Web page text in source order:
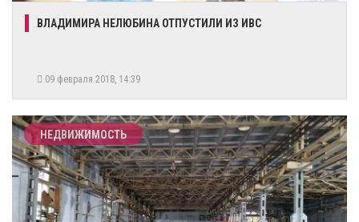
ВЛАДИМИРА НЕЛЮБИНА ОТПУСТИЛИ ИЗ ИВС
09 февраля 2018, 14:39
НЕДВИЖИМОСТЬ